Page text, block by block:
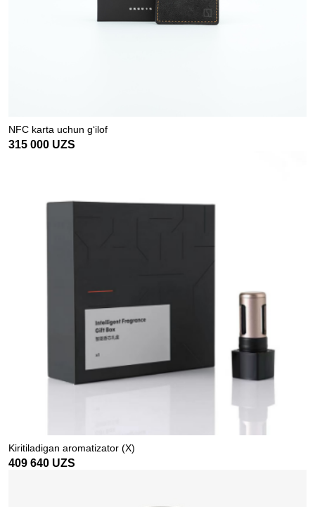
NFC karta uchun g‘ilof
315 000 UZS
Kiritiladigan aromatizator (X)
409 640 UZS